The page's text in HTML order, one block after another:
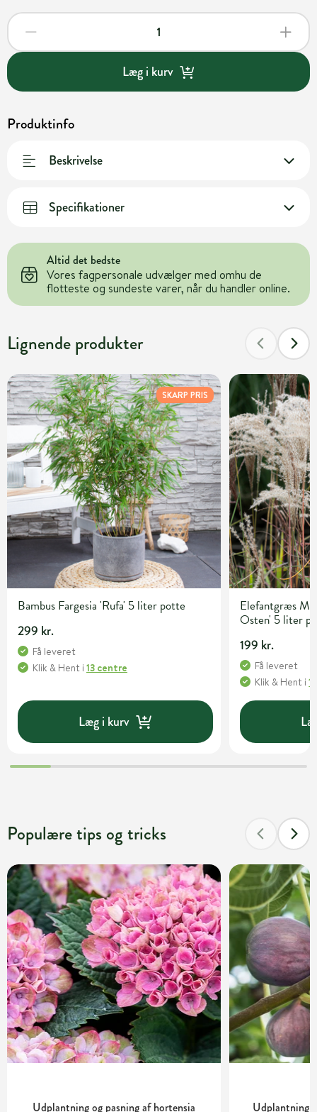
Læg i kurv
Produktinfo
Beskrivelse
Specifikationer
Altid det bedste
Vores fagpersonale udvælger med omhu de
flotteste og sundeste varer, når du handler online.
Lignende produkter
SKARP PRIS
Bambus Fargesia 'Rufa' 5 liter potte
299 kr.
Få leveret
Klik & Hent i 13 centre
Læg i kurv
Elefantgræs
Osten' 5 liter
199 kr.
Få leveret
Klik & Hent i
Populære tips og tricks
Udplantning og pasning af hortensia Udplantning